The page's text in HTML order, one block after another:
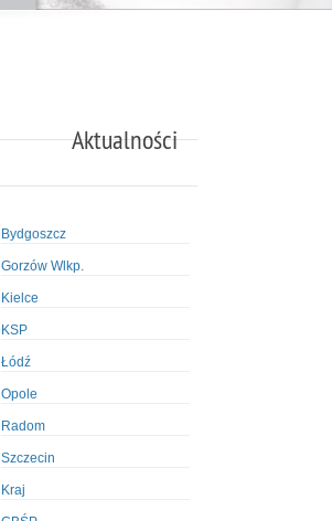
Aktualności
Bydgoszcz
Gorzów Wlkp.
Kielce
KSP
Łódź
Opole
Radom
Szczecin
Kraj